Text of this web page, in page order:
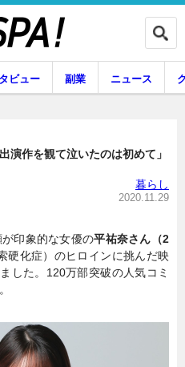
専門家インタビュー
ニュース
スキル
ビュー 副業 ニュース
演作を観て泣いたのは初めて」
暮らし
2020.11.29
印象的な女優の平祐奈さん（2
硬化症）のヒロインに挑んだ映
した。120万部突破の人気コミ